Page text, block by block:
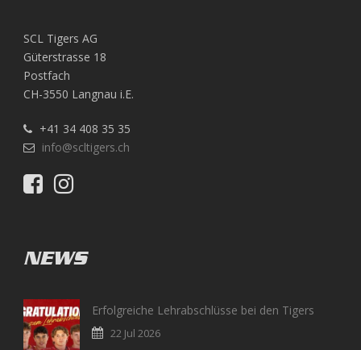
SCL Tigers AG
Güterstrasse 18
Postfach
CH-3550 Langnau i.E.
+41 34 408 35 35
info@scltigers.ch
NEWS
Erfolgreiche Lehrabschlüsse bei den Tigers
22 Jul 2026